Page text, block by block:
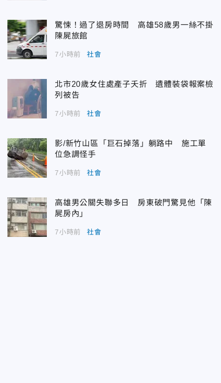
驚悚！過了退房時間 高雄58歲男一絲不掛
陳屍旅館
7小時前 社會
北市20歲女住處產子夭折 遺體裝袋報案檢
列被告
7小時前 社會
影/新竹山區「巨石掉落」躺路中 施工單
位急調怪手
7小時前 社會
高雄男公關失聯多日 房東破門驚見他「陳
屍房內」
7小時前 社會